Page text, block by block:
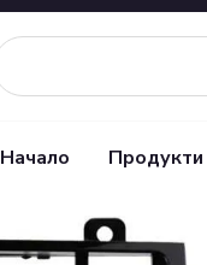
Начало Продукти